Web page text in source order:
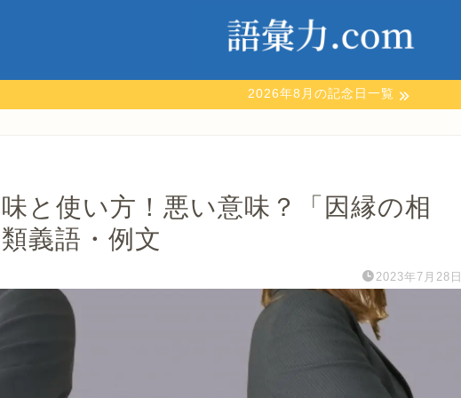
2026年8月の記念日一覧
味と使い方！悪い意味？「因縁の相
義語・例文
2023年7月28日